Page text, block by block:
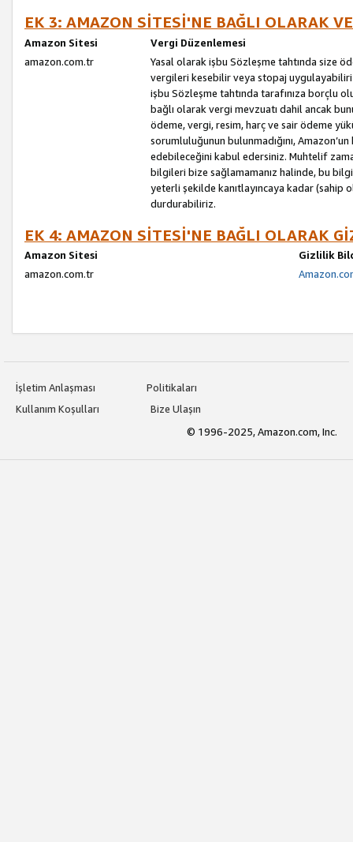
EK 3: AMAZON SİTESİ'NE BAĞLI OLARAK
Amazon Sitesi
Vergi Düzenlemesi
amazon.com.tr
Yasal olarak işbu Sözleşme tahtında size
vergileri kesebilir veya stopaj
işbu Sözleşme tahtında tarafınıza borçlu
bağlı olarak vergi mevzuatı dahil ancak
ödeme, vergi, resim, harç ve sair ödeme
sorumluluğunun bulunmadığını,
edebileceğini kabul edersiniz. Muhtelif
bilgileri bize sağlamamanız halinde, bu
yeterli şekilde kanıtlayıncaya kadar
durdurabiliriz.
EK 4: AMAZON SİTESİ'NE BAĞLI OLARAK
Amazon Sitesi
Gizlilik
amazon.com.tr
İşletim Anlaşması
Politikaları
Kullanım Koşulları
Bize Ulaşın
© 1996-2025, Amazon.com, Inc.